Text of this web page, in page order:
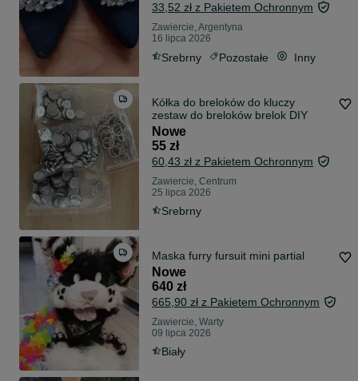
33,52 zł z Pakietem Ochronnym
Zawiercie, Argentyna
16 lipca 2026
Srebrny Pozostałe Inny
Kółka do breloków do kluczy
zestaw do breloków brelok DIY
Nowe
55 zł
60,43 zł z Pakietem Ochronnym
Zawiercie, Centrum
25 lipca 2026
Srebrny
Maska furry fursuit mini partial
Nowe
640 zł
665,90 zł z Pakietem Ochronnym
Zawiercie, Warty
09 lipca 2026
Biały